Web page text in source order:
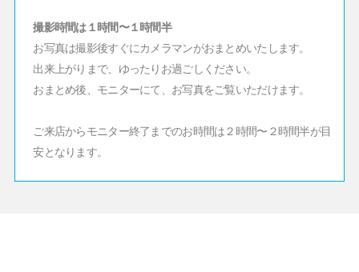
撮影時間は１時間〜１時間半
お写真は撮影後すぐにカメラマンがおまとめいたします。
出来上がりまで、ゆったりお過ごしください。
おまとめ後、モニターにて、お写真をご覧いただけます。
ご来店からモニター終了までのお時間は２時間〜２時間半が目
安となります。